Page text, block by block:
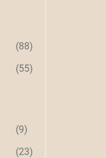
(88)
(55)
(9)
(23)